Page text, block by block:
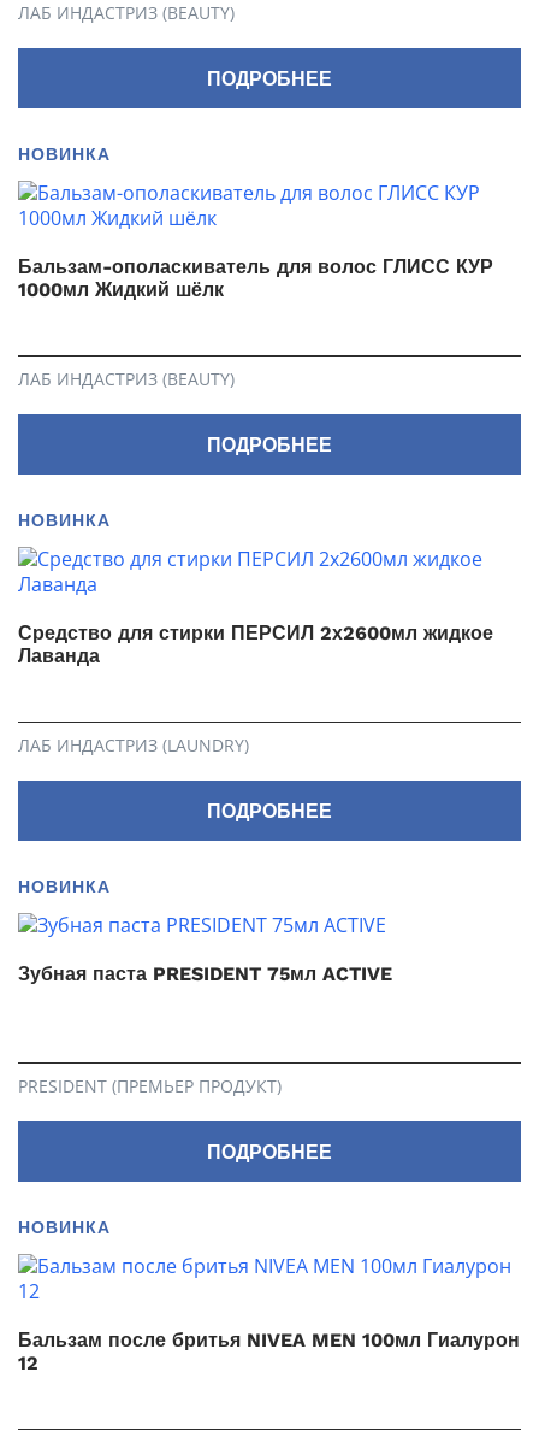
ЛАБ ИНДАСТРИЗ (BEAUTY)
ПОДРОБНЕЕ
НОВИНКА
Бальзам-ополаскиватель для волос ГЛИСС КУР
1000мл Жидкий шёлк
ЛАБ ИНДАСТРИЗ (BEAUTY)
ПОДРОБНЕЕ
НОВИНКА
Средство для стирки ПЕРСИЛ 2х2600мл жидкое
Лаванда
ЛАБ ИНДАСТРИЗ (LAUNDRY)
ПОДРОБНЕЕ
НОВИНКА
Зубная паста PRESIDENT 75мл ACTIVE
PRESIDENT (ПРЕМЬЕР ПРОДУКТ)
ПОДРОБНЕЕ
НОВИНКА
Бальзам после бритья NIVEA MEN 100мл Гиалурон
12